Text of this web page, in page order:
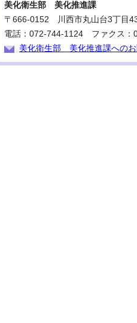
美化衛生部 美化推進課
〒666-0152 川西市丸山台3丁目
電話：072-744-1124 ファクス：
美化衛生部 美化推進課へのお